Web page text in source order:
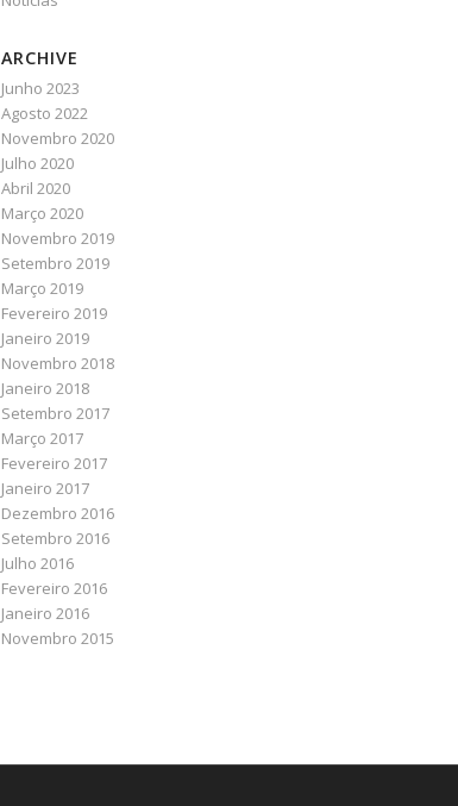
ARCHIVE
Junho 2023
Agosto 2022
Novembro 2020
Julho 2020
Abril 2020
Março 2020
Novembro 2019
Setembro 2019
Março 2019
Fevereiro 2019
Janeiro 2019
Novembro 2018
Janeiro 2018
Setembro 2017
Março 2017
Fevereiro 2017
Janeiro 2017
Dezembro 2016
Setembro 2016
Julho 2016
Fevereiro 2016
Janeiro 2016
Novembro 2015